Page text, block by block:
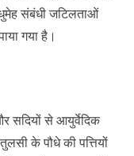
संबंधी जटिलताओं
गया है।
सदियों से आयुर्वेदिक
के पौधे की पत्तियों